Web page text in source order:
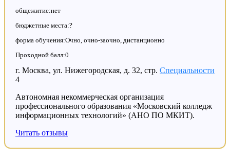
общежитие:нет
бюджетные места:?
форма обучения:Очно, очно-заочно, дистанционно
Проходной балл:0
Специальности
г. Москва, ул. Нижегородская, д. 32, стр.
4
Автономная некоммерческая организация
профессионального образования «Московский колледж
информационных технологий» (АНО ПО МКИТ).
Читать отзывы